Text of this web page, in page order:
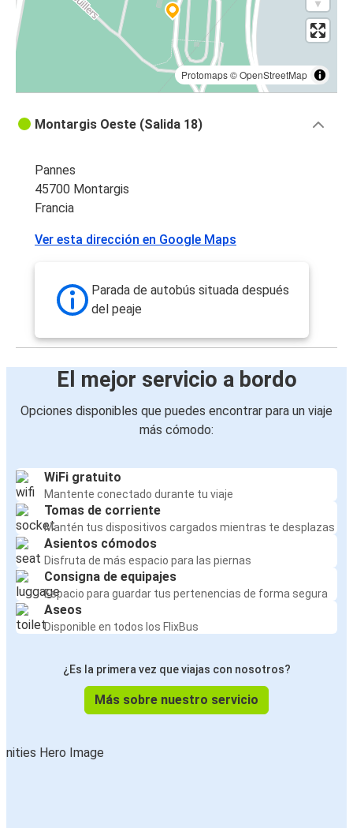
Protomaps©OpenStreetMap
Montargis Oeste (Salida 18)
Pannes
45700 Montargis
Francia
Ver esta dirección en Google Maps
Parada de autobús situada después
del peaje
El mejor servicio a bordo
Opciones disponibles que puedes encontrar para un viaje
más cómodo:
WiFi gratuito
Mantente conectado durante tu viaje
Tomas de corriente
Mantén tus dispositivos cargados mientras te desplazas
Asientos cómodos
Disfruta de más espacio para las piernas
Consigna de equipajes
Espacio para guardar tus pertenencias de forma segura
Aseos
Disponible en todos los FlixBus
¿Es la primera vez que viajas con nosotros?
Más sobre nuestro servicio